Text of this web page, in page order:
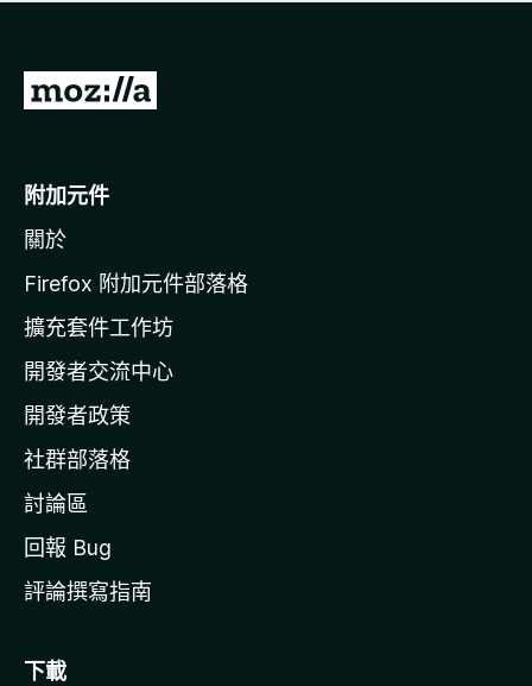
有
前
o
i
l
a
官
網
附加元件
關於
Firefox 附加元件部落格
擴充套件工作坊
開發者交流中心
開發者政策
社群部落格
討論區
回報 Bug
評論撰寫指南
下載